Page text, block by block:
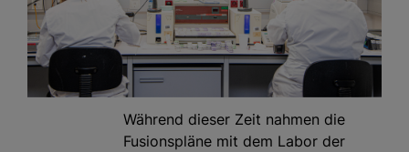
Während dieser Zeit nahmen die
Fusionspläne mit dem Labor der